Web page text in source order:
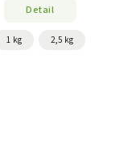
Detail
1 kg 2,5 kg